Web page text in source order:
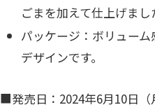
ごまを加えて仕上げまし
パッケージ：ボリュー
デザインです。
■発売日：2024年6月10日（